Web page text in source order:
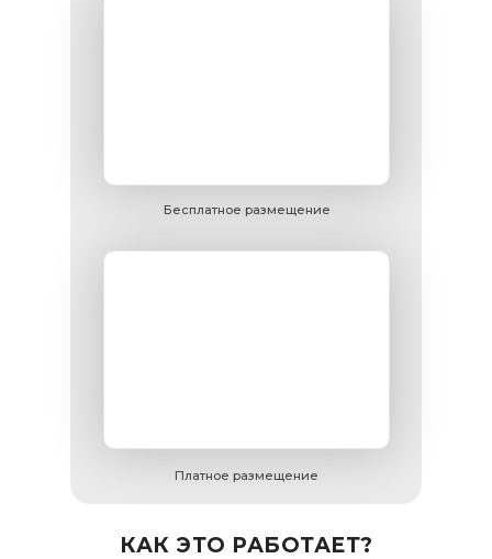
Платное размещение
Бесплатное размещение
КАК ЭТО РАБОТАЕТ?
Я согласен на